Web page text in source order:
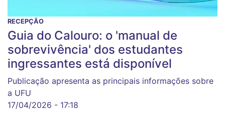
RECEPÇÃO
Guia do Calouro: o 'manual de
sobrevivência' dos estudantes
ingressantes está disponível
Publicação apresenta as principais informações sobre
a UFU
17/04/2026 - 17:18